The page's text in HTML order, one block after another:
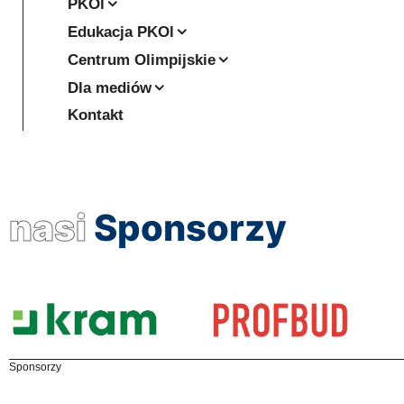
PKOl
Edukacja PKOl
Centrum Olimpijskie
Dla mediów
Kontakt
nasi Sponsorzy
Sponsorzy